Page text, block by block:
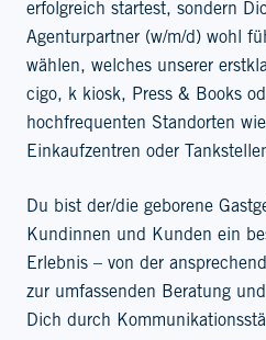
erfolgreich startest, sondern
Agenturpartner (w/m/d) wohl
wählen, welches unserer
cigo, k kiosk, Press & Books
hochfrequenten Standorten
Einkaufzentren oder
Du bist der/die geborene
Kundinnen und Kunden ein
Erlebnis – von der
zur umfassenden Beratung
Dich durch